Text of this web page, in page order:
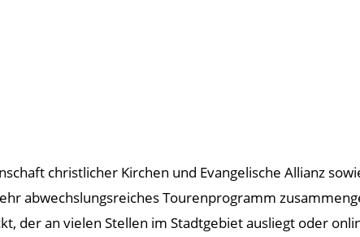
christlicher Kirchen und Evangelische Allianz
abwechslungsreiches Tourenprogramm
der an vielen Stellen im Stadtgebiet ausliegt oder